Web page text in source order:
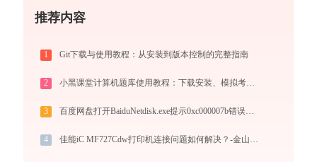
推荐内容
1 Git下载与使用教程：从安装到版本控制的完整指南
2 小黑课堂计算机题库使用教程：下载安装、模拟考试与高效刷题全攻略
3 百度网盘打开BaiduNetdisk.exe提示0xc000007b错误码怎么办
4 佳能iC MF727Cdw打印机连接问题如何解决？-金山毒霸